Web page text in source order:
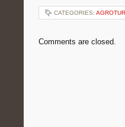
CATEGORIES:
Comments are closed.